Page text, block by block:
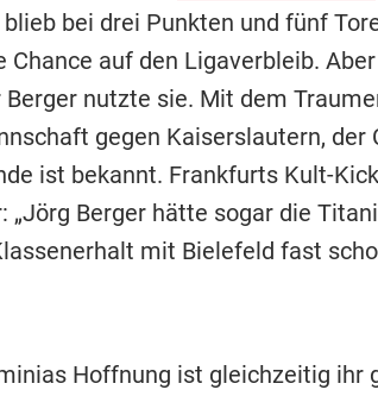
bei drei Punkten und fünf
auf den Ligaverbleib.
nutzte sie. Mit dem
gegen Kaiserslautern, der
ist bekannt. Frankfurts Kult-
Berger hätte sogar die
mit Bielefeld fast
Hoffnung ist gleichzeitig ihr